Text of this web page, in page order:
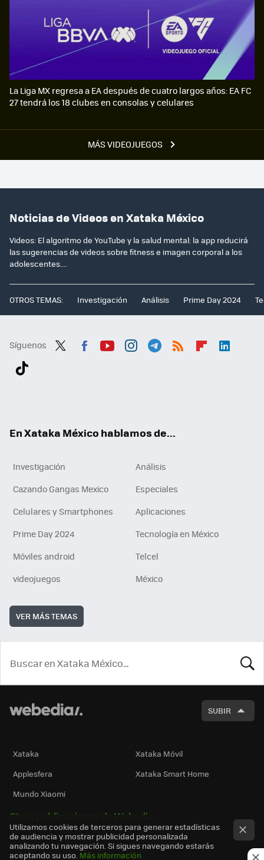
MÁS VIDEOJUEGOS
La Liga MX regresa a EA después de cuatro largos años: EA FC
27 tendrá los 18 clubes en consolas y celulares
Noticias de Videos en Xataka México
Videos: El algoritmo de YouTube y la salud mental: la app reducirá
las sugerencias de videos sobre fitness e imagen corporal a los
adolescentes....
OTROS TEMAS: Investigación Análisis Prime Day 2024
Síguenos
En Xataka México hablamos de...
Investigación
Análisis
Cazando Gangas Mexico
Especiales
Celulares y Smartphones
Aplicaciones
Prime Day 2024
Tecnología en México
Móviles android
Telcel
videojuegos
México
VER MÁS TEMAS
SUBIR
Xataka
Xataka Móvil
Applesfera
Xataka Smart Home
Mundo Xiaomi
Otras publicaciones de Webedia
Utilizamos cookies de terceros para generar estadísticas
de audiencia y mostrar publicidad personalizada
analizando tu navegación. Si sigues navegando estarás
aceptando su uso. Más información